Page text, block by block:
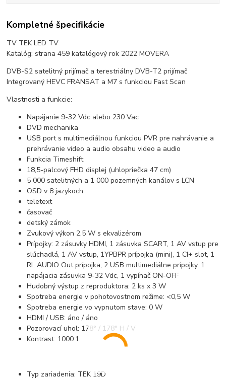
Kompletné špecifikácie
TV TEK LED TV
Katalóg: strana 459 katalógový rok 2022 MOVERA
DVB-S2 satelitný prijímač a terestriálny DVB-T2 prijímač
Integrovaný HEVC FRANSAT a M7 s funkciou Fast Scan
Vlastnosti a funkcie:
Napájanie 9-32 Vdc alebo 230 Vac
DVD mechanika
USB port s multimediálnou funkciou PVR pre nahrávanie a
prehrávanie video a audio obsahu video a audio
Funkcia Timeshift
18,5-palcový FHD displej (uhlopriečka 47 cm)
5 000 satelitných a 1 000 pozemných kanálov s LCN
OSD v 8 jazykoch
teletext
časovač
detský zámok
Zvukový výkon 2,5 W s ekvalizérom
Prípojky: 2 zásuvky HDMI, 1 zásuvka SCART, 1 AV vstup pre
slúchadlá, 1 AV vstup, 1YPBPR prípojka (mini), 1 CI+ slot, 1
RL AUDIO Out prípojka, 2 USB multimediálne prípojky, 1
napájacia zásuvka 9-32 Vdc, 1 vypínač ON-OFF
Hudobný výstup z reproduktora: 2 ks x 3 W
Spotreba energie v pohotovostnom režime: <0,5 W
Spotreba energie vo vypnutom stave: 0 W
HDMI / USB: áno / áno
Pozorovací uhol: 178° / 178° H / V
Kontrast: 1000:1
Typ zariadenia: TEK 19D